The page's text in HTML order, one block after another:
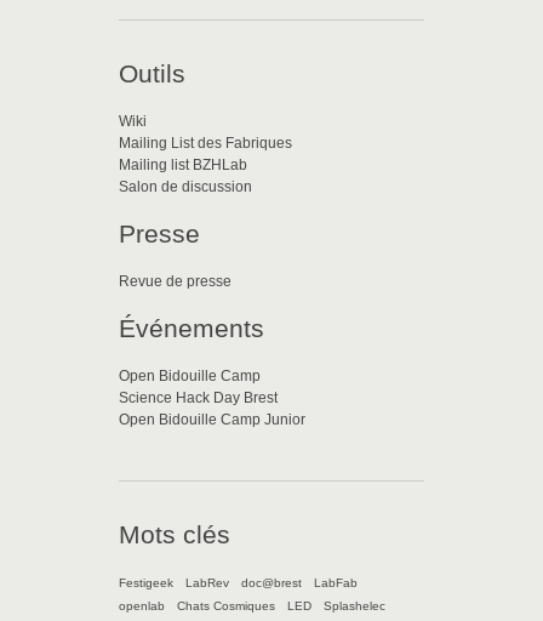
Outils
Wiki
Mailing List des Fabriques
Mailing list BZHLab
Salon de discussion
Presse
Revue de presse
Événements
Open Bidouille Camp
Science Hack Day Brest
Open Bidouille Camp Junior
Mots clés
Festigeek LabRev doc@brest
LabFab
openlab
Chats Cosmiques LED
Splashelec